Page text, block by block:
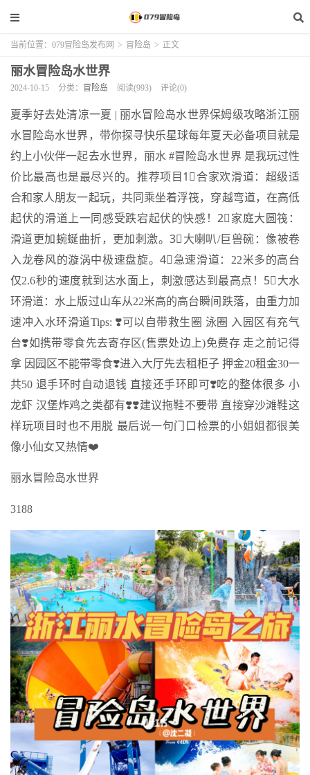
当前位置： 079冒险岛发布网 > 冒险岛 > 正文
丽水冒险岛水世界
2024-10-15 分类： 冒险岛 阅读(993) 评论(0)
夏季好去处清凉一夏 | 丽水冒险岛水世界保姆级攻略浙江丽
水冒险岛水世界，带你探寻快乐星球每年夏天必备项目就是
约上小伙伴一起去水世界，丽水 #冒险岛水世界 是我玩过性
价比最高也是最尽兴的。推荐项目1⃣合家欢滑道：超级适
合和家人朋友一起玩，共同乘坐着浮筏，穿越弯道，在高低
起伏的滑道上一同感受跌宕起伏的快感！2⃣家庭大圆筏：
滑道更加蜿蜒曲折，更加刺激。3⃣大喇叭/巨兽碗：像被卷
入龙卷风的漩涡中极速盘旋。4⃣急速滑道：22米多的高台
仅2.6秒的速度就到达水面上，刺激感达到最高点！5⃣大水
环滑道：水上版过山车从22米高的高台瞬间跌落，由重力加
速冲入水环滑道Tips: ❣️可以自带救生圈 泳圈 入园区有充气
台❣️如携带零食先去寄存区(售票处边上)免费存 走之前记得
拿 因园区不能带零食❣️进入大厅先去租柜子 押金20租金30一
共50 退手环时自动退钱 直接还手环即可❣️吃的整体很多 小
龙虾 汉堡炸鸡之类都有❣️❣️建议拖鞋不要带 直接穿沙滩鞋这
样玩项目时也不用脱 最后说一句门口检票的小姐姐都很美
像小仙女又热情❤️
丽水冒险岛水世界
3188